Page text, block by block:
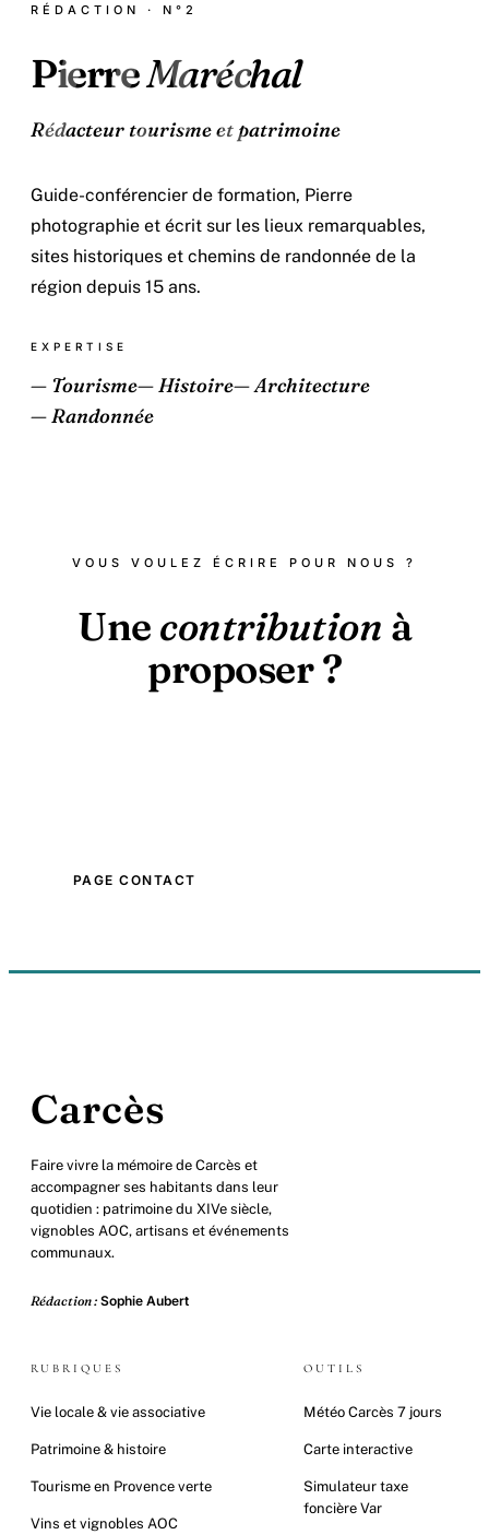
PM
RÉDACTION · N°2
PierreMaréchal
Rédacteur tourisme et patrimoine
Guide-conférencier de formation, Pierre
photographie et écrit sur les lieux remarquables,
sites historiques et chemins de randonnée de la
région depuis 15 ans.
EXPERTISE
— Tourisme— Histoire— Architecture
— Randonnée
VOUS VOULEZ ÉCRIRE POUR NOUS ?
Une contribution à
proposer ?
PAGE CONTACT
Carcès
Faire vivre la mémoire de Carcès et
accompagner ses habitants dans leur
quotidien : patrimoine du XIVe siècle,
vignobles AOC, artisans et événements
communaux.
Rédaction : Sophie Aubert
RUBRIQUES
Vie locale & vie associative
Patrimoine & histoire
Tourisme en Provence verte
Vins et vignobles AOC
OUTILS
Météo Carcès 7 jours
Carte interactive
Simulateur taxe
foncière Var